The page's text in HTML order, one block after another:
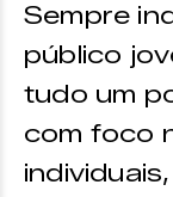
Sempre
público
tudo um
com foco